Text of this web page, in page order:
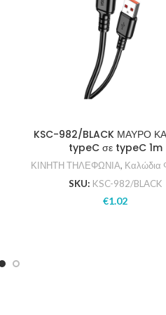
KSC-982/BLACK ΜΑΥΡΟ
typeC σε typeC 1m
ΚΙΝΗΤΗ ΤΗΛΕΦΩΝΙΑ, Καλώδια
SKU: KSC-982/BLACK
€1.02